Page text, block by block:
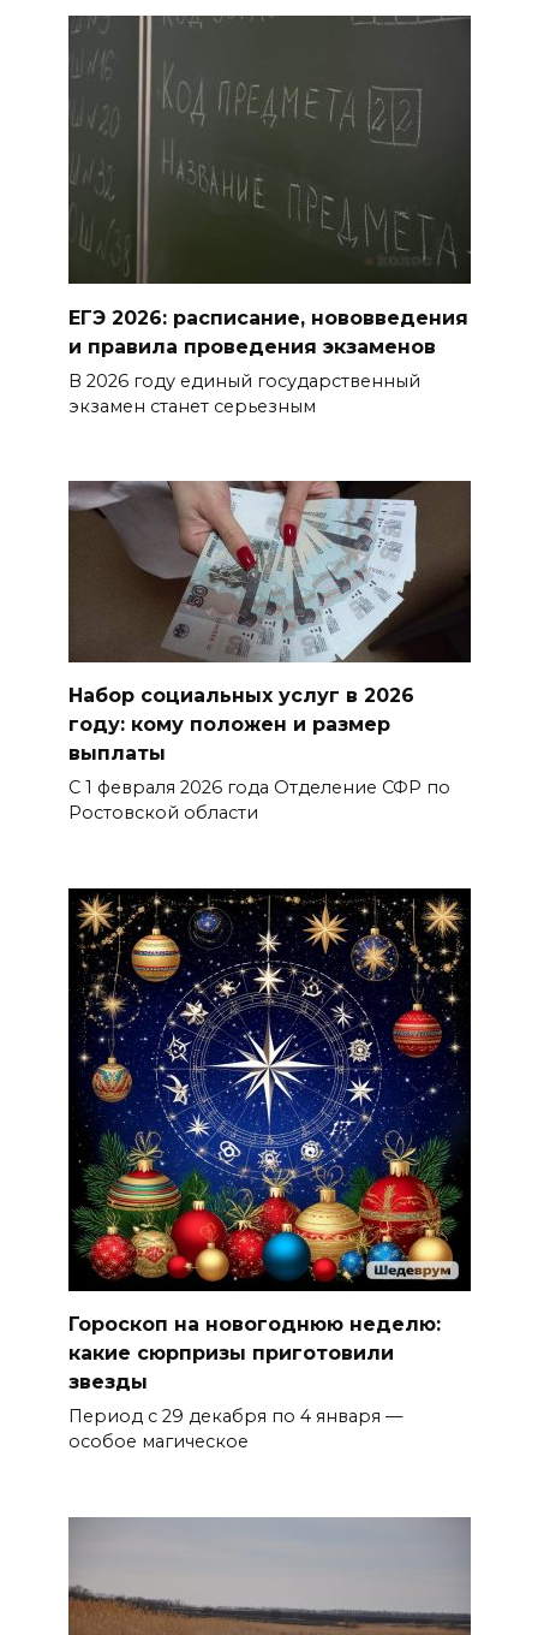
Горел сухостой: в Ростовской
области сбили 30 БПЛА
08 августа 2026 23:10
Пусть съест ребенок капусту,
дабы учеба легко давалась:
приметы на 9 августа
БОЛЬШЕ НОВОСТЕЙ
ЕГЭ 2026: расписание, нововведения
и правила проведения экзаменов
В 2026 году единый государственный
экзамен станет серьезным
Набор социальных услуг в 2026
году: кому положен и размер
выплаты
С 1 февраля 2026 года Отделение СФР по
Ростовской области
Гороскоп на новогоднюю неделю:
какие сюрпризы приготовили
звезды
Период с 29 декабря по 4 января —
особое магическое